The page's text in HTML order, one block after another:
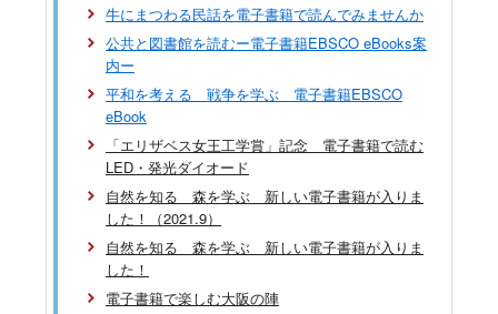
牛にまつわる民話を電子書籍で読んでみませんか
公共と図書館を読むー電子書籍EBSCO eBooks案
内ー
平和を考える 戦争を学ぶ 電子書籍EBSCO
eBook
「エリザベス女王工学賞」記念 電子書籍で読む
LED・発光ダイオード
自然を知る 森を学ぶ 新しい電子書籍が入りま
した！（2021.9）
自然を知る 森を学ぶ 新しい電子書籍が入りま
した！
電子書籍で楽しむ大阪の陣